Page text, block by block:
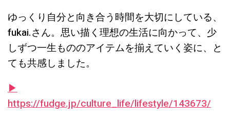
ゆっくり自分と向き合う時間を大切にしている、
fukai.さん。思い描く理想の生活に向かって、少
しずつ一生もののアイテムを揃えていく姿に、と
ても共感しました。
▶︎
https://fudge.jp/culture_life/lifestyle/143673/